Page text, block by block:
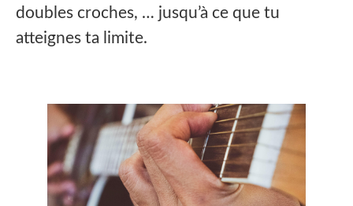
doubles croches, … jusqu’à ce que tu
atteignes ta limite.